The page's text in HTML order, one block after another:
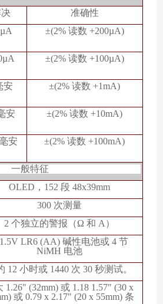
准确性
±(2% 读数 +200µA)
±(2% 读数 +100µA)
安 ±(2% 读数 +1mA)
安 ±(2% 读数 +10mA)
安 ±(2% 读数 +100mA)
一般特征
OLED，152 段 48x39mm
300 次测量
2 个独立的警报（Ω 和 A）
LR6 (AA) 碱性电池或 4 节
NiMH 电池
12 小时或 1440 次 30 秒测试。
1.26" (32mm) 或 1.18 1.57" (30 x
或 0.79 x 2.17" (20 x 55mm) 条